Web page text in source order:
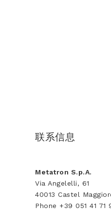
联系信息
Metatron S.p.A.
Via Angelelli, 61
40013 Castel
Phone +39 051 41 71